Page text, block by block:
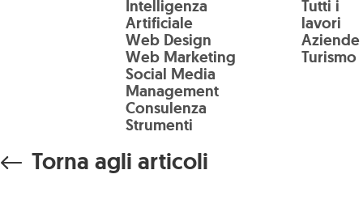
Salta al contenuto principaleIntelligenza
Artificiale
Web Design
Web Marketing
Social Media
Management
Consulenza
Strumenti
Tutti i
lavori
Aziende
Turismo
Torna agli articoli